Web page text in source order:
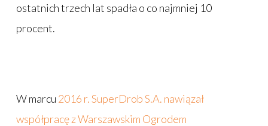
ostatnich trzech lat spadła o co najmniej 10
procent.
W marcu 2016 r. SuperDrob S.A. nawiązał
współpracę z Warszawskim Ogrodem